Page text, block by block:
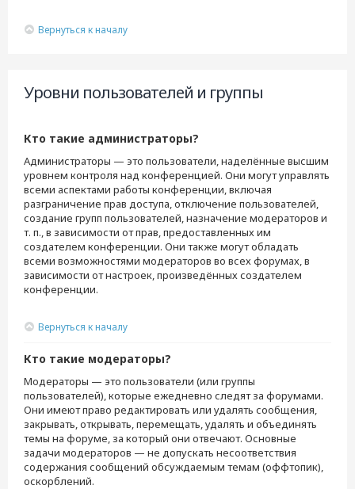
Вернуться к началу
Уровни пользователей и группы
Кто такие администраторы?
Администраторы — это пользователи, наделённые высшим
уровнем контроля над конференцией. Они могут управлять
всеми аспектами работы конференции, включая
разграничение прав доступа, отключение пользователей,
создание групп пользователей, назначение модераторов и
т. п., в зависимости от прав, предоставленных им
создателем конференции. Они также могут обладать
всеми возможностями модераторов во всех форумах, в
зависимости от настроек, произведённых создателем
конференции.
Вернуться к началу
Кто такие модераторы?
Модераторы — это пользователи (или группы
пользователей), которые ежедневно следят за форумами.
Они имеют право редактировать или удалять сообщения,
закрывать, открывать, перемещать, удалять и объединять
темы на форуме, за который они отвечают. Основные
задачи модераторов — не допускать несоответствия
содержания сообщений обсуждаемым темам (оффтопик),
оскорблений.